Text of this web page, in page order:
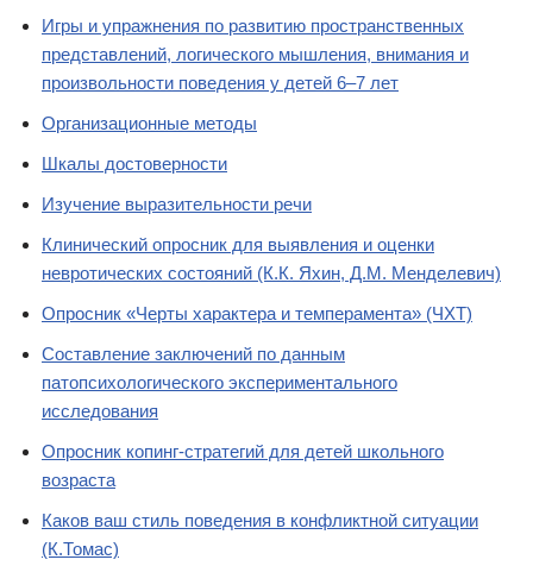
Игры и упражнения по развитию пространственных
представлений, логического мышления, внимания и
произвольности поведения у детей 6–7 лет
Организационные методы
Шкалы достоверности
Изучение выразительности речи
Клинический опросник для выявления и оценки
невротических состояний (К.К. Яхин, Д.М. Менделевич)
Опросник «Черты характера и темперамента» (ЧХТ)
Составление заключений по данным
патопсихологического экспериментального
исследования
Опросник копинг-стратегий для детей школьного
возраста
Каков ваш стиль поведения в конфликтной ситуации
(К.Томас)